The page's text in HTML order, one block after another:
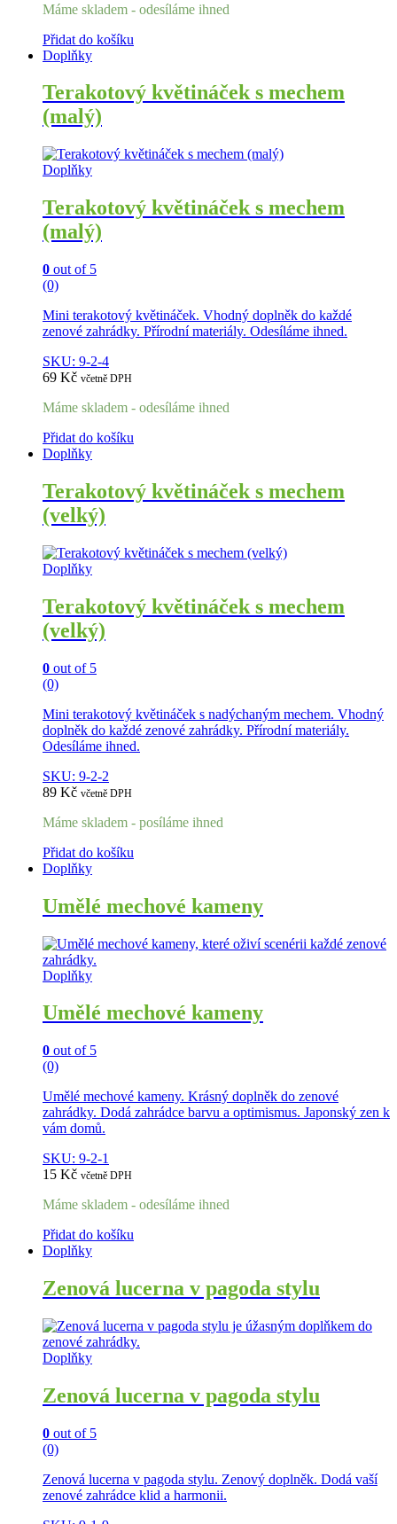
Máme skladem - odesíláme ihned
Přidat do košíku
Doplňky
Terakotový květináček s mechem
(malý)
Doplňky
Terakotový květináček s mechem
(malý)
0 out of 5
(0)
Mini terakotový květináček. Vhodný doplněk do každé
zenové zahrádky. Přírodní materiály. Odesíláme ihned.
SKU: 9-2-4
69 Kč včetně DPH
Máme skladem - odesíláme ihned
Přidat do košíku
Doplňky
Terakotový květináček s mechem
(velký)
Doplňky
Terakotový květináček s mechem
(velký)
0 out of 5
(0)
Mini terakotový květináček s nadýchaným mechem. Vhodný
doplněk do každé zenové zahrádky. Přírodní materiály.
Odesíláme ihned.
SKU: 9-2-2
89 Kč včetně DPH
Máme skladem - posíláme ihned
Přidat do košíku
Doplňky
Umělé mechové kameny
Doplňky
Umělé mechové kameny
0 out of 5
(0)
Umělé mechové kameny. Krásný doplněk do zenové
zahrádky. Dodá zahrádce barvu a optimismus. Japonský zen k
vám domů.
SKU: 9-2-1
15 Kč včetně DPH
Máme skladem - odesíláme ihned
Přidat do košíku
Doplňky
Zenová lucerna v pagoda stylu
Doplňky
Zenová lucerna v pagoda stylu
0 out of 5
(0)
Zenová lucerna v pagoda stylu. Zenový doplněk. Dodá vaší
zenové zahrádce klid a harmonii.